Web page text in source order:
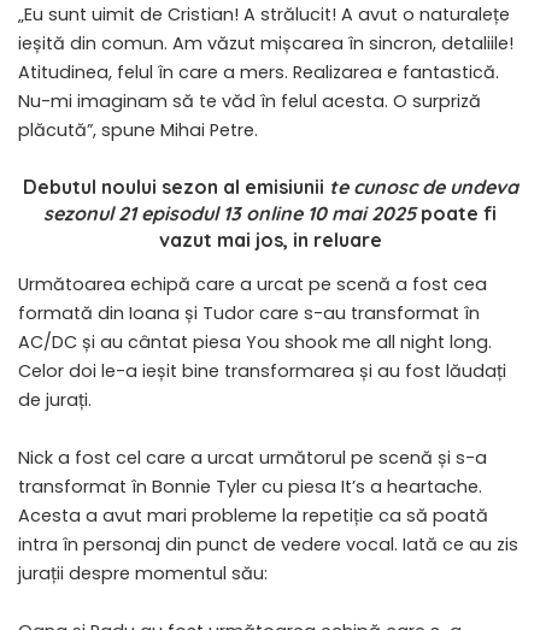
„Eu sunt uimit de Cristian! A strălucit! A avut o naturalețe
ieșită din comun. Am văzut mișcarea în sincron, detaliile!
Atitudinea, felul în care a mers. Realizarea e fantastică.
Nu-mi imaginam să te văd în felul acesta. O surpriză
plăcută”, spune Mihai Petre.
Debutul noului sezon al emisiunii te cunosc de undeva
sezonul 21 episodul 13 online 10 mai 2025poate fi
vazut mai jos, in reluare
Următoarea echipă care a urcat pe scenă a fost cea
formată din Ioana și Tudor care s-au transformat în
AC/DC și au cântat piesa You shook me all night long.
Celor doi le-a ieșit bine transformarea și au fost lăudați
de jurați.
Nick a fost cel care a urcat următorul pe scenă și s-a
transformat în Bonnie Tyler cu piesa It’s a heartache.
Acesta a avut mari probleme la repetiție ca să poată
intra în personaj din punct de vedere vocal. Iată ce au zis
jurații despre momentul său: